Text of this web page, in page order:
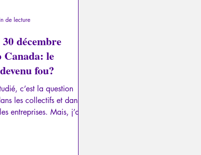
décembre
Canada: le
fou?
c’est la question
les collectifs et dans
entreprises. Mais, j’ai
de lecture